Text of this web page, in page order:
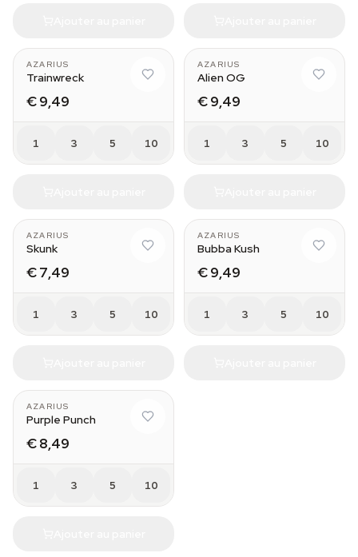
AZARIUS
Trainwreck
€ 9,49
1 3 5 10
AZARIUS
Alien OG
€ 9,49
1 3 5 10
AZARIUS
Skunk
€ 7,49
1 3 5 10
AZARIUS
Bubba Kush
€ 9,49
1 3 5 10
AZARIUS
Purple Punch
€ 8,49
1 3 5 10